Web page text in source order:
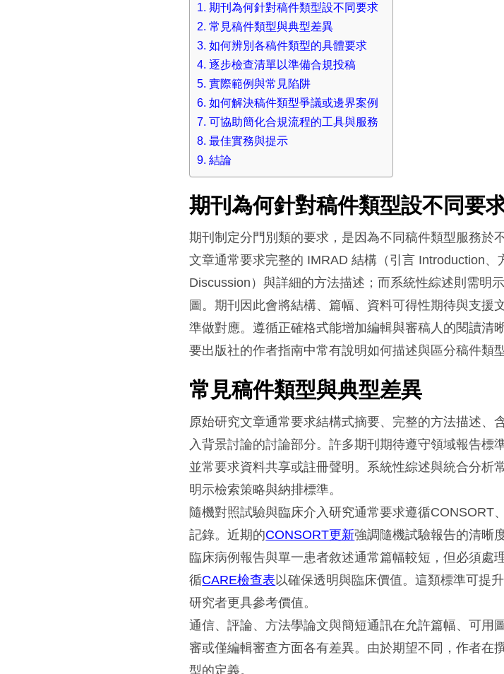
期刊為何針對稿件類型設不同要求
常見稿件類型與典型差異
如何辨別各稿件類型的具體要求
逐步檢查清單以準備合規投稿
實際範例與常見陷阱
如何解決稿件類型爭議或邊界案例
可協助簡化合規流程的工具與服務
最佳實務與提示
結論
期刊為何針對稿件類型設不同要
期刊制定分門別類的要求，是因為不同稿件類型服務於
文章通常要求完整的 IMRAD 結構（引言 Introduction
Discussion）與詳細的方法描述；而系統性綜述則需明
圖。期刊因此會將結構、篇幅、資料可得性期待與支援
準做對應。遵循正確格式能增加編輯與審稿人的閱讀清
要出版社的作者指南中常有說明如何描述與區分稿件類
常見稿件類型與典型差異
原始研究文章通常要求結構式摘要、完整的方法描述、
入背景討論的討論部分。許多期刊期待遵守領域報告標
並常要求資料共享或註冊聲明。系統性綜述與統合分析
明示檢索策略與納排標準。
隨機對照試驗與臨床介入研究通常要求遵循CONSORT
記錄。近期的CONSORT更新強調隨機試驗報告的清晰
臨床病例報告與單一患者敘述通常篇幅較短，但必須處
循CARE檢查表 以確保透明與臨床價值。這類標準可提
研究者更具參考價值。
通信、評論、方法學論文與簡短通訊在允許篇幅、可用
審或僅編輯審查方面各有差異。由於期望不同，作者在
型的定義。